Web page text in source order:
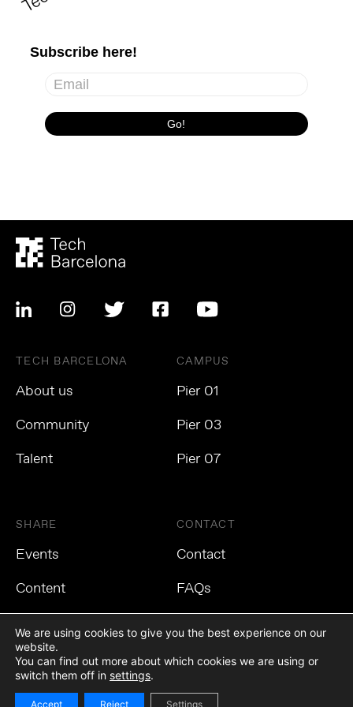
TECH BARCELONA
About us
Community
Talent
CAMPUS
Pier 01
Pier 03
Pier 07
SHARE
Events
Content
CONTACT
Contact
FAQs
Privacy Policy Cookies Policy Legal Notice
We are using cookies to give you the best experience on our
website.
You can find out more about which cookies we are using or
switch them off in settings.
Accept Reject Settings